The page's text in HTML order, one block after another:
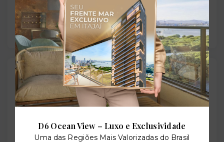
Portaria
Condomínio
Unidades por andar:
D6 Ocean View – Luxo e Exclusividade
Uma das Regiões Mais Valorizadas do Brasil